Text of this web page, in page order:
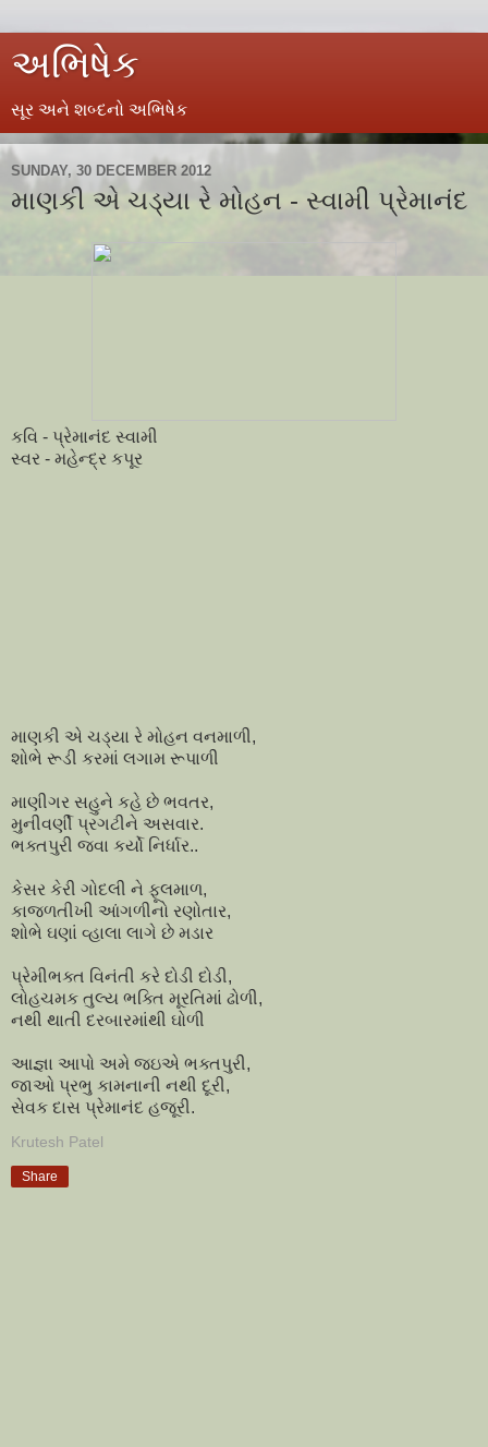
અભિષેક
સૂર અને શબ્દનો અભિષેક
SUNDAY, 30 DECEMBER 2012
માણકી એ ચડ્યા રે મોહન - સ્વામી પ્રેમાનંદ
કવિ - પ્રેમાનંદ સ્વામી
સ્વર - મહેન્દ્ર કપૂર
માણકી એ ચડ્યા રે મોહન વનમાળી,
શોભે રૂડી કરમાં લગામ રૂપાળી
માણીગર સહુને કહે છે ભવતર,
મુનીવર્ણી પ્રગટીને અસવાર.
ભક્તપુરી જવા કર્યો નિર્ધાર..
કેસર કેરી ગોદલી ને ફૂલમાળ,
કાજળતીખી આંગળીનો રણોતાર,
શોભે ઘણાં વ્હાલા લાગે છે મડાર
પ્રેમીભક્ત વિનંતી કરે દોડી દોડી,
લોહચમક તુલ્ય ભક્તિ મૂરતિમાં ઢોળી,
નથી થાતી દરબારમાંથી ઘોળી
આજ્ઞા આપો અમે જઇએ ભક્તપુરી,
જાઓ પ્રભુ કામનાની નથી દૂરી,
સેવક દાસ પ્રેમાનંદ હજૂરી.
Krutesh Patel
Share